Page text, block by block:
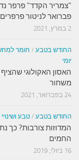
"צמריר הקדד" פרפר
פברואר לניטור פרפרים
2 במרץ, 2021
החודש בטבע / חומר
יומי
האסון האקולוגי
משחור
24 בפברואר, 2021
החודש בטבע / טבע
המדוזות צורבות? כך
החמים
16 ביולי, 2019